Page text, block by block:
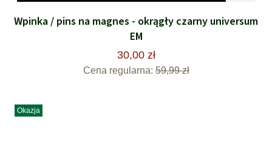
Wpinka / pins na magnes - okrągły czarny universum
EM
30,00 zł
Cena regularna: 59,99 zł
Okazja